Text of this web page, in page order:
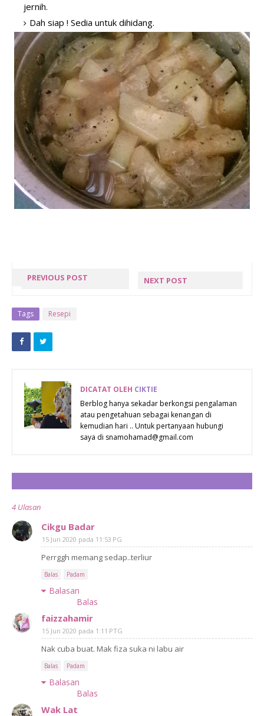
jernih.
Dah siap ! Sedia untuk dihidang.
PREVIOUS POST
SAMBAL
RANGUP IKAN
BILIS PEDAS
(CRISPY, SPICY,
ANCHORY) BY
SPICYMAMA
NEXT POST
Tags Resepi
DICATAT OLEH CIKTIE
Berblog hanya sekadar berkongsi pengalaman
atau pengetahuan sebagai kenangan di
kemudian hari .. Untuk pertanyaan hubungi
saya di snamohamad@gmail.com
4 Ulasan
Cikgu Badar
15 Jun 2020 pada 11:53 PG
Perrggh memang sedap..terliur
Balas Padam
Balasan
Balas
faizzahamir
15 Jun 2020 pada 1:11 PTG
Nak cuba buat. Mak fiza suka ni labu air
Balas Padam
Balasan
Balas
Wak Lat